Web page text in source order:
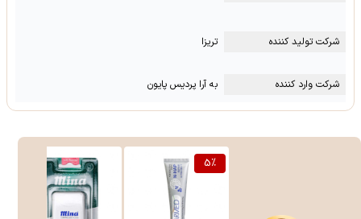
شرکت تولید کننده تریزا
شرکت وارد کننده به آرا پردیس پایون
5%